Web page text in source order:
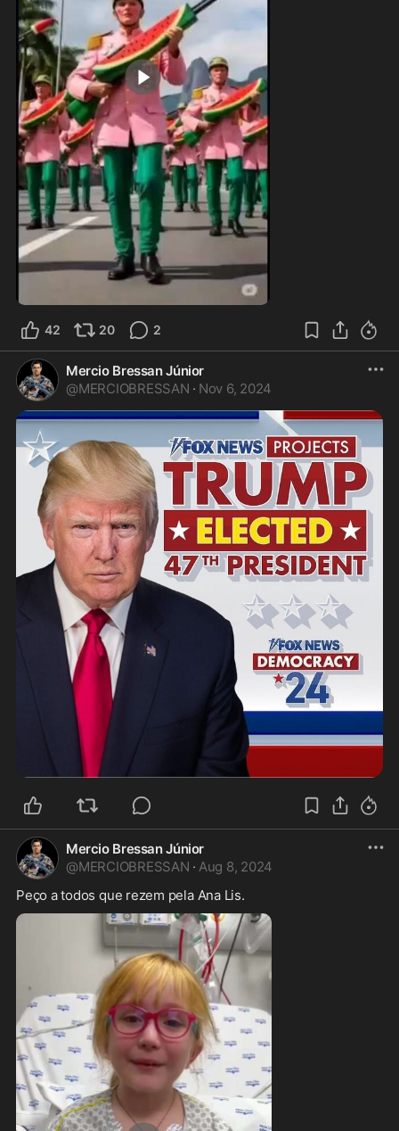
0:36
42 20 2
Mercio Bressan Júnior
@MERCIOBRESSAN · Nov 6, 2024
Mercio Bressan Júnior
@MERCIOBRESSAN · Aug 8, 2024
Peço a todos que rezem pela Ana Lis.